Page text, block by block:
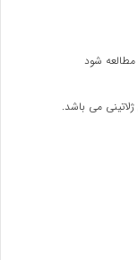
مطالعه شود
می باشد.